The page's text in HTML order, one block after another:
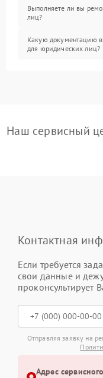
Выполняете ли вы
лиц?
Какую документацию
для юридических лиц?
Наш сервисный
Контактная
Если требуется
свои данные и
проконсультирует
Отправляя заявку на
Адрес